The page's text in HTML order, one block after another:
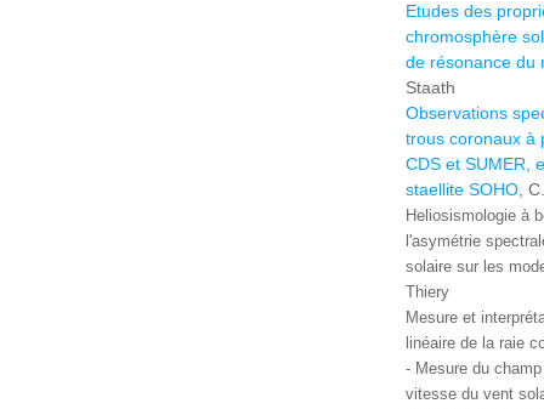
Etudes des
chromosphère
de résonance du
Staath
Observations
trous coronaux à
CDS et SUMER,
staellite SOHO ,
Heliosismologie à
l'asymétrie
solaire sur les
Thiery
Mesure et
linéaire de la raie
- Mesure du
vitesse du vent